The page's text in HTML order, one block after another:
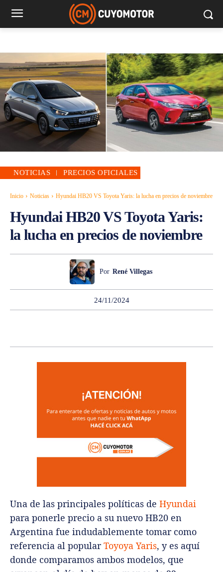
NOTICIAS PRECIOS OFICIALES
Inicio Noticias Hyundai HB20 VS Toyota Yaris: la lucha en precios de noviembre
Hyundai HB20 VS Toyota Yaris:
la lucha en precios de noviembre
Por René Villegas
24/11/2024
Una de las principales políticas de Hyundai
para ponerle precio a su nuevo HB20 en
Argentina fue indudablemente tomar como
referencia al popularToyoya Yaris, y es aquí
donde comparamos ambos modelos, que